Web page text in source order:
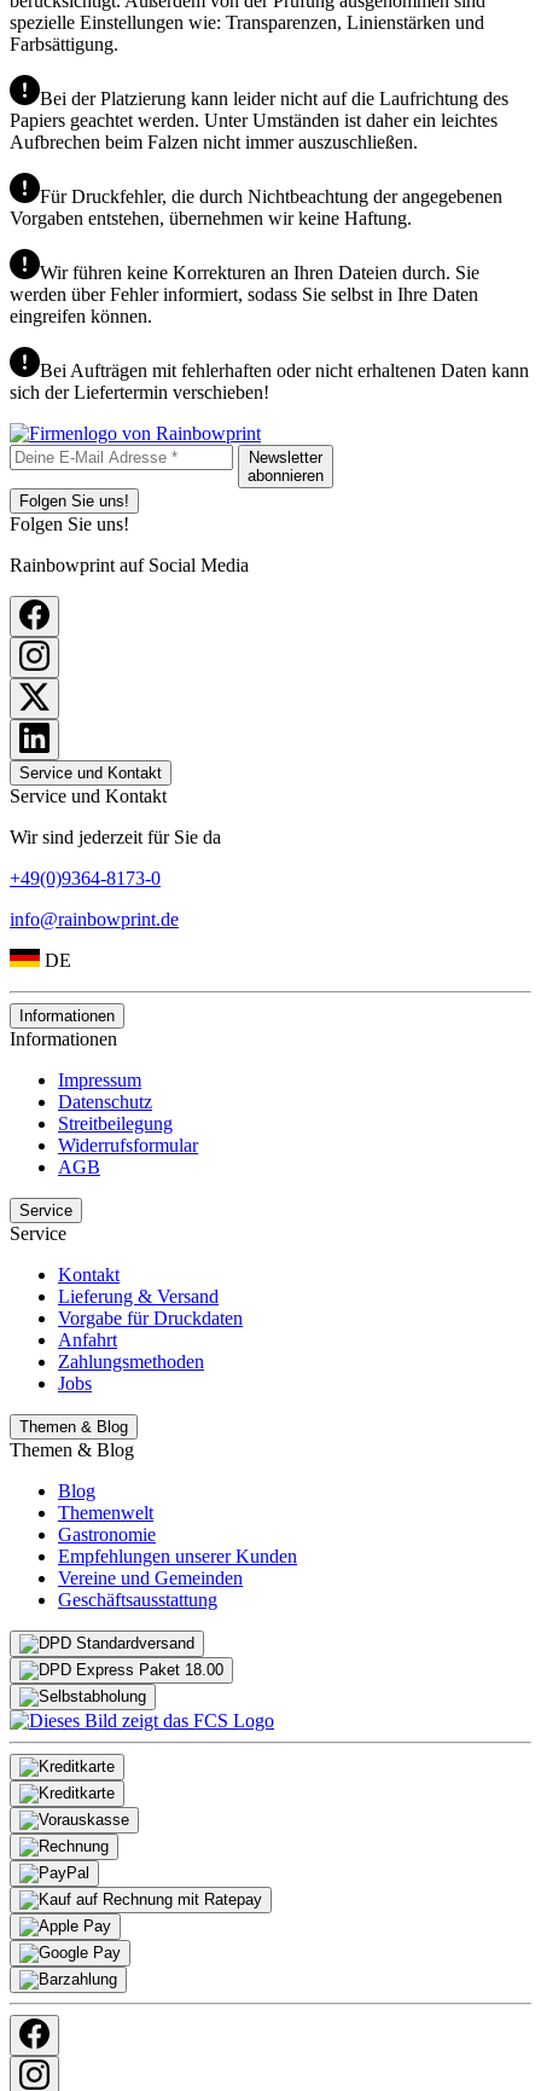
spezielle Einstellungen wie: Transparenzen, Linienstärken und
Farbsättigung.
Bei der Platzierung kann leider nicht auf die Laufrichtung des
Papiers geachtet werden. Unter Umständen ist daher ein leichtes
Aufbrechen beim Falzen nicht immer auszuschließen.
Für Druckfehler, die durch Nichtbeachtung der angegebenen
Vorgaben entstehen, übernehmen wir keine Haftung.
Wir führen keine Korrekturen an Ihren Dateien durch. Sie
werden über Fehler informiert, sodass Sie selbst in Ihre Daten
eingreifen können.
Bei Aufträgen mit fehlerhaften oder nicht erhaltenen Daten kann
sich der Liefertermin verschieben!
Newsletter
abonnieren
Folgen Sie uns!
Folgen Sie uns!
Rainbowprint auf Social Media
Service und Kontakt
Service und Kontakt
Wir sind jederzeit für Sie da
+49(0)9364-8173-0
info@rainbowprint.de
DE
Informationen
Informationen
Impressum
Datenschutz
Streitbeilegung
Widerrufsformular
AGB
Service
Service
Kontakt
Lieferung & Versand
Vorgabe für Druckdaten
Anfahrt
Zahlungsmethoden
Jobs
Themen & Blog
Themen & Blog
Blog
Themenwelt
Gastronomie
Empfehlungen unserer Kunden
Vereine und Gemeinden
Geschäftsausstattung